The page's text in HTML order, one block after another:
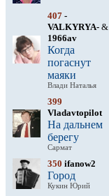
407 -
VALKYRYA- &
1966av
Когда
погаснут
маяки
Влади Наталья
399
Vladavtopilot
На дальнем
берегу
Сармат
350 ifanow2
Город
Кукин Юрий